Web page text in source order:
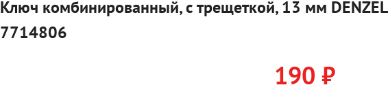
Ключ комбинированный, с трещеткой, 13 мм DENZEL
7714806
190 ₽